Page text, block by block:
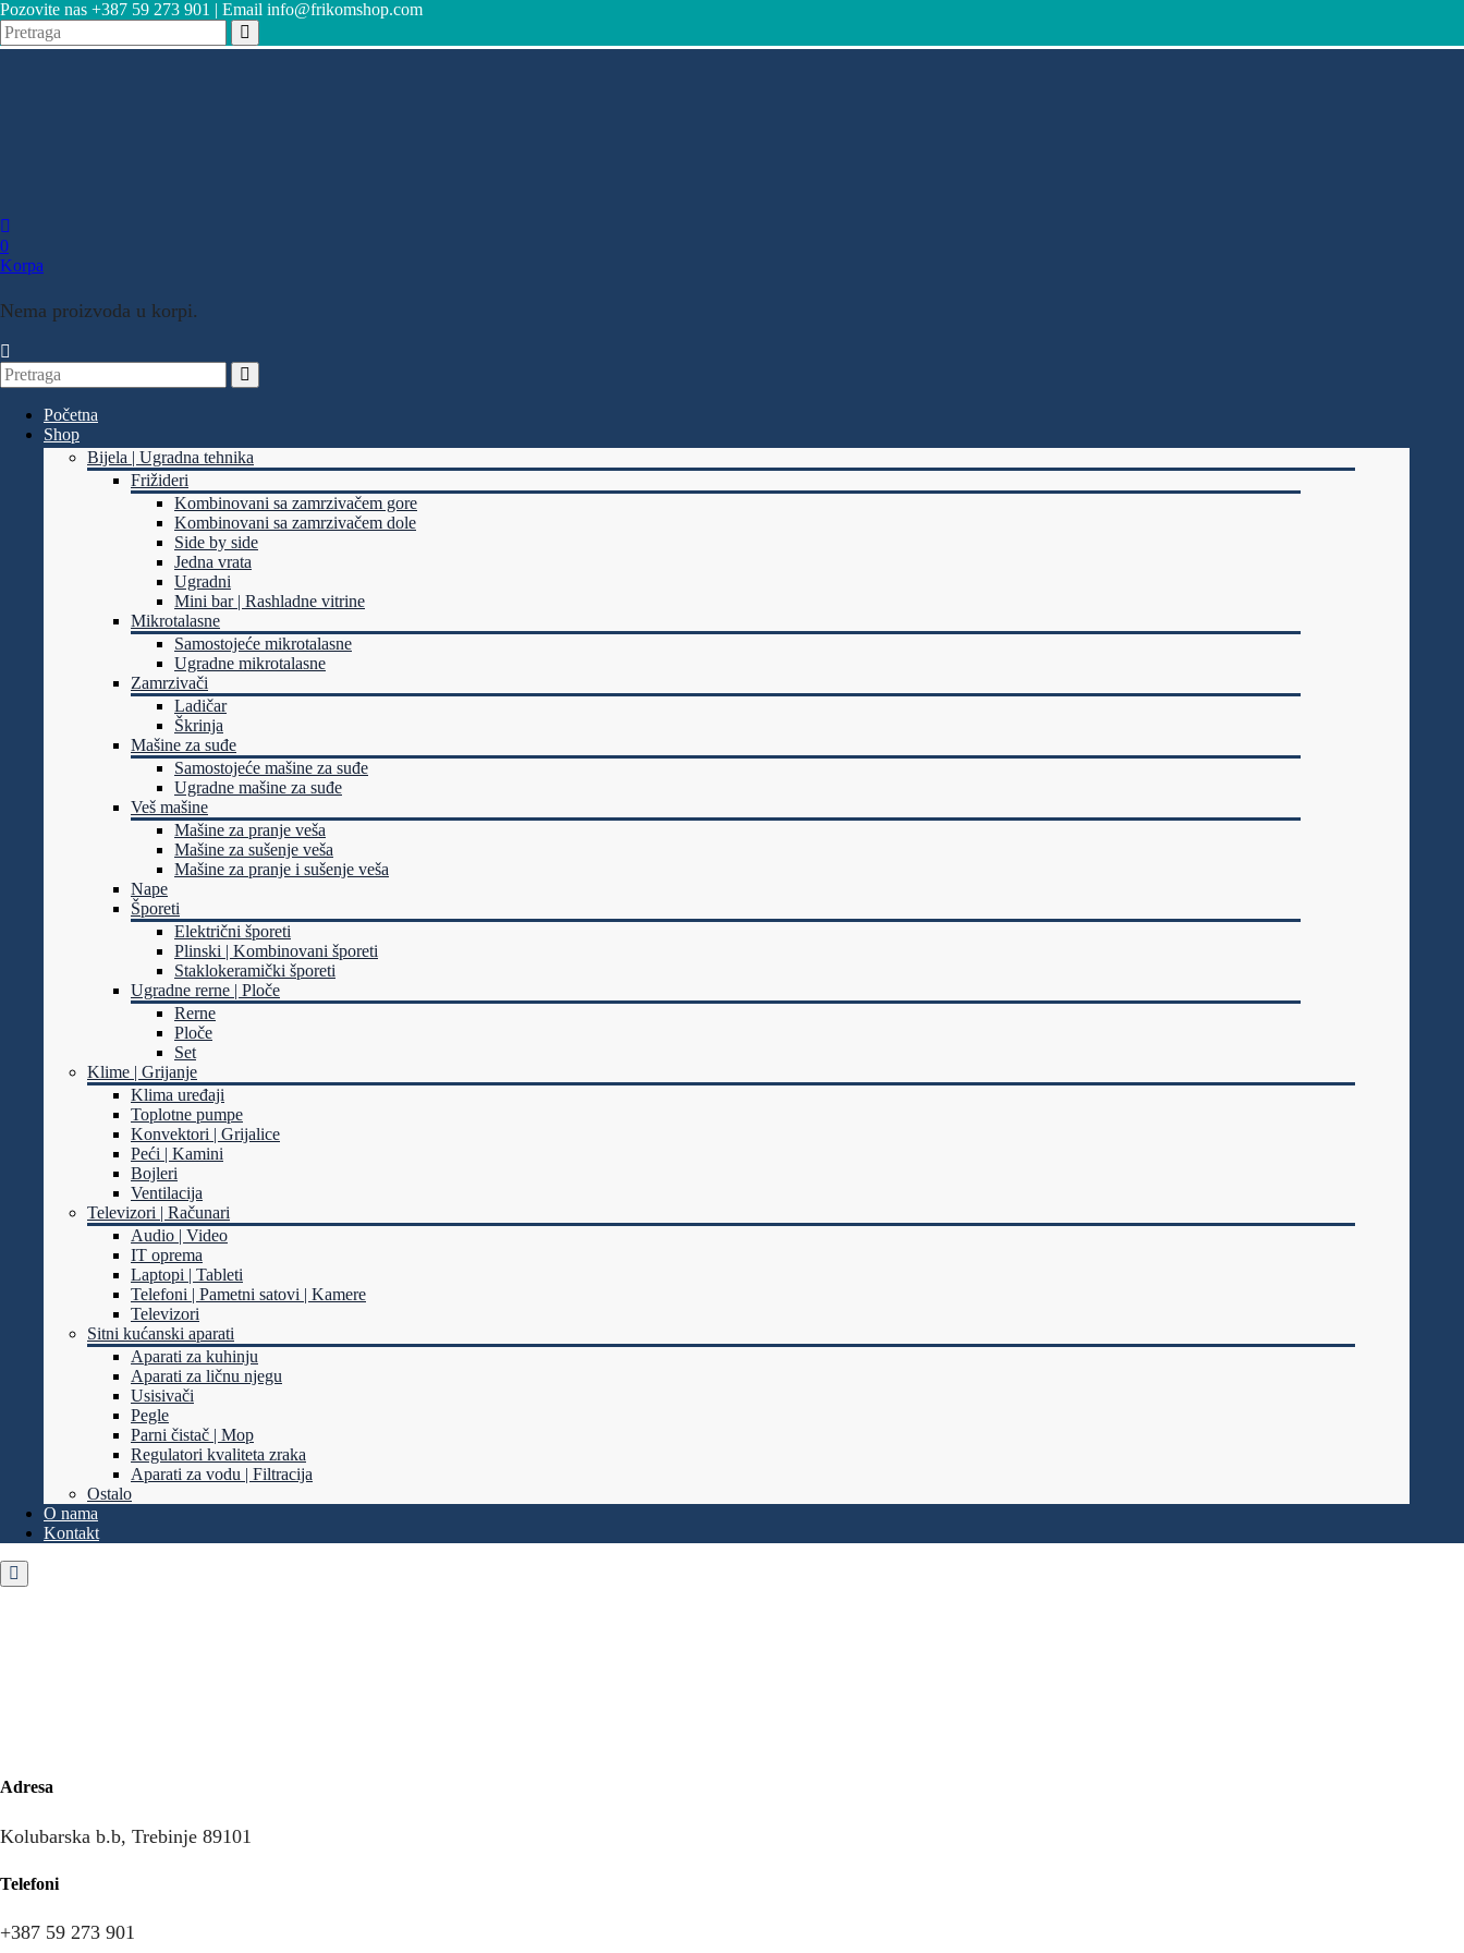
Pozovite nas +387 59 273 901 | Email info@frikomshop.com
0
Korpa
Nema proizvoda u korpi.
Početna
Shop
Bijela | Ugradna tehnika
Frižideri
Kombinovani sa zamrzivačem gore
Kombinovani sa zamrzivačem dole
Side by side
Jedna vrata
Ugradni
Mini bar | Rashladne vitrine
Mikrotalasne
Samostojeće mikrotalasne
Ugradne mikrotalasne
Zamrzivači
Ladičar
Škrinja
Mašine za suđe
Samostojeće mašine za suđe
Ugradne mašine za suđe
Veš mašine
Mašine za pranje veša
Mašine za sušenje veša
Mašine za pranje i sušenje veša
Nape
Šporeti
Električni šporeti
Plinski | Kombinovani šporeti
Staklokeramički šporeti
Ugradne rerne | Ploče
Rerne
Ploče
Set
Klime | Grijanje
Klima uređaji
Toplotne pumpe
Konvektori | Grijalice
Peći | Kamini
Bojleri
Ventilacija
Televizori | Računari
Audio | Video
IT oprema
Laptopi | Tableti
Telefoni | Pametni satovi | Kamere
Televizori
Sitni kućanski aparati
Aparati za kuhinju
Aparati za ličnu njegu
Usisivači
Pegle
Parni čistač | Mop
Regulatori kvaliteta zraka
Aparati za vodu | Filtracija
Ostalo
O nama
Kontakt
Adresa
Kolubarska b.b, Trebinje 89101
Telefoni
+387 59 273 901